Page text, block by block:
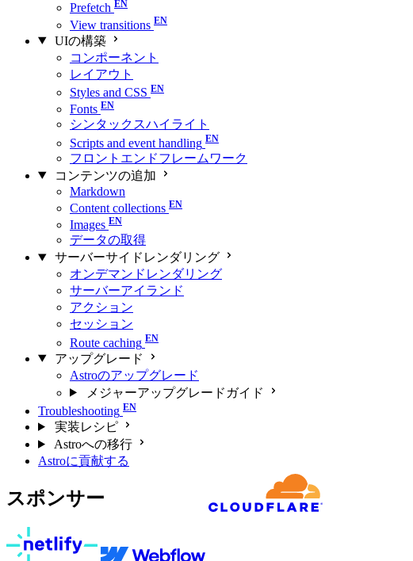
Prefetch
View transitions
UIの構築
コンポーネント
レイアウト
Styles and CSS
Fonts
シンタックスハイライト
Scripts and event handling
フロントエンドフレームワーク
コンテンツの追加
Markdown
Content collections
Images
データの取得
サーバーサイドレンダリング
オンデマンドレンダリング
サーバーアイランド
アクション
セッション
Route caching
アップグレード
Astroのアップグレード
メジャーアップグレードガイド
Troubleshooting
実装レシピ
Astroへの移行
Astroに貢献する
スポンサー